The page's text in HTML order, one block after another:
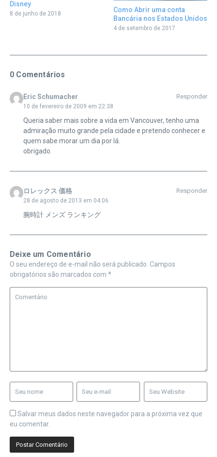
Disney
8 de junho de 2018
Como Abrir uma conta
Bancária nos Estados Unidos
4 de setembro de 2017
0 Comentários
Eric Schumacher
10 de fevereiro de 2009 em 22:38
Responder
Queria saber mais sobre a vida em Vancouver, tenho uma
admiração muito grande pela cidade e pretendo conhecer e
quem sabe morar um dia por lá.
obrigado.
ロレックス 価格
28 de agosto de 2013 em 04:06
Responder
腕時計 メンズ ランキング
Deixe um Comentário
O seu endereço de e-mail não será publicado. Campos
obrigatórios são marcados com *
Salvar meus dados neste navegador para a próxima vez que
eu comentar.